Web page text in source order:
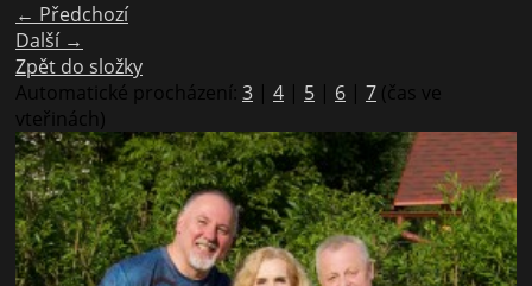
← Předchozí
Další →
Zpět do složky
Automatické procházení: 3 | 4 | 5 | 6 | 7 (čas ve
vteřinách)